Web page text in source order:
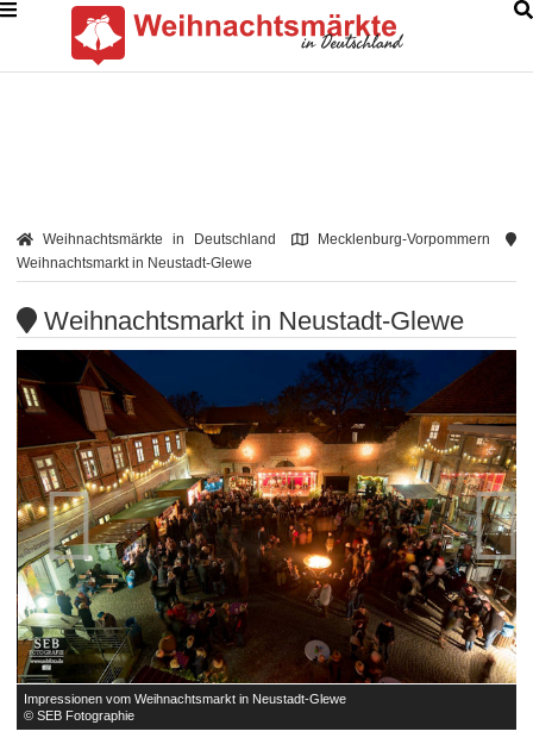
Weihnachtsmärkte in Deutschland
Mecklenburg-Vorpommern
Weihnachtsmarkt in Neustadt-Glewe
Weihnachtsmarkt in Neustadt-Glewe
Impressionen vom Weihnachtsmarkt in Neustadt-Glewe
© SEB Fotographie
 